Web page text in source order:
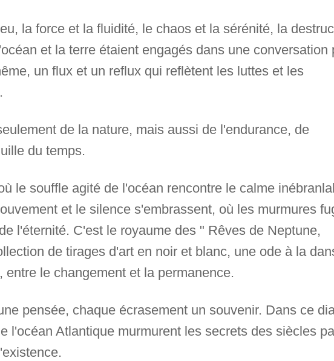
la force et la fluidité, le chaos et la sérénité, la
et la terre étaient engagés dans une conversation
un flux et un reflux qui reflètent les luttes et les
de la nature, mais aussi de l'endurance, de
du temps.
le souffle agité de l'océan rencontre le calme
et le silence s'embrassent, où les murmures
l'éternité. C'est le royaume des " Rêves de Neptune,
de tirages d'art en noir et blanc, une ode à la
le changement et la permanence.
pensée, chaque écrasement un souvenir. Dans ce
l'océan Atlantique murmurent les secrets des siècles